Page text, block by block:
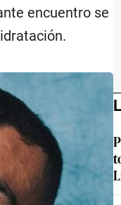
encuentro se